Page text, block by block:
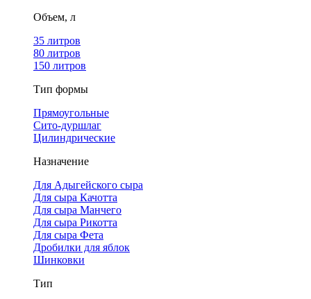
Объем, л
35 литров
80 литров
150 литров
Тип формы
Прямоугольные
Сито-дуршлаг
Цилиндрические
Назначение
Для Адыгейского сыра
Для сыра Качотта
Для сыра Манчего
Для сыра Рикотта
Для сыра Фета
Дробилки для яблок
Шинковки
Тип